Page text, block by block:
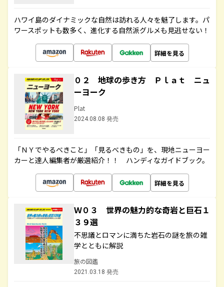
ハワイ島のダイナミックな自然は訪れる人々を魅了します。パ
ワースポットも数多く、進化する自然派グルメも見逃せない！
詳細を見る
０２ 地球の歩き方 Ｐｌａｔ ニュ
ーヨーク
Plat
2024.08.08 発売
「ＮＹでやるべきこと」「見るべきもの」を、現地ニューヨー
カーと達人編集者が厳選紹介！！ ハンディなガイドブック。
詳細を見る
Ｗ０３ 世界の魅力的な奇岩と巨石１
３９選
不思議とロマンに満ちた岩石の謎を旅の雑
学とともに解説
旅の図鑑
2021.03.18 発売